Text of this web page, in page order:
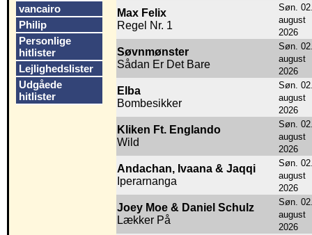
vancairo
Philip
Personlige
hitlister
Lejlighedslister
Udgåede
hitlister
Max Felix
Regel Nr. 1
Søn.
august
2026
Søvnmønster
Sådan Er Det Bare
Søn.
august
2026
Elba
Bombesikker
Søn.
august
2026
Kliken Ft. Englando
Wild
Søn.
august
2026
Andachan, Ivaana & Jaqqi
Iperarnanga
Søn.
august
2026
Joey Moe & Daniel Schulz
Lækker På
Søn.
august
2026